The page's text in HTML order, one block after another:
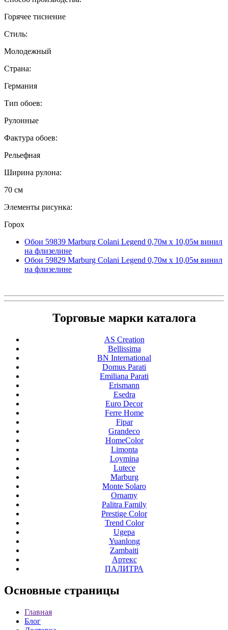
Горячее тиснение
Стиль:
Молодежный
Страна:
Германия
Тип обоев:
Рулонные
Фактура обоев:
Рельефная
Ширина рулона:
70 см
Элементы рисунка:
Горох
Обои 59839 Marburg Colani Legend 0,70м x 10,05м винил
на флизелине
Обои 59829 Marburg Colani Legend 0,70м x 10,05м винил
на флизелине
Торговые марки каталога
AS Creation
Bellissima
BN International
Domus Parati
Emiliana Parati
Erismann
Esedra
Euro Decor
Ferre Home
Fipar
Grandeco
HomeColor
Limonta
Loymina
Lutece
Marburg
Monte Solaro
Ornamy
Palitra Family
Prestige Color
Trend Color
Ugepa
Yuanlong
Zambaiti
Артекс
ПАЛИТРА
Основные страницы
Главная
Блог